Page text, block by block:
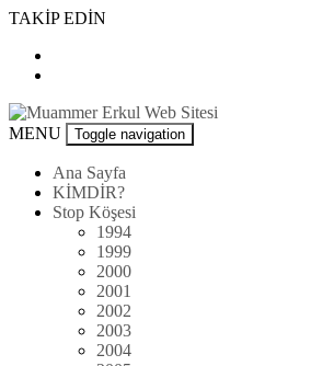
Skip
content
TAKİP EDİN
Muammer
Web
Sitesi
MENU Toggle navigation
Ana Sayfa
KİMDİR?
Stop Köşesi
1994
1999
2000
2001
2002
2003
2004